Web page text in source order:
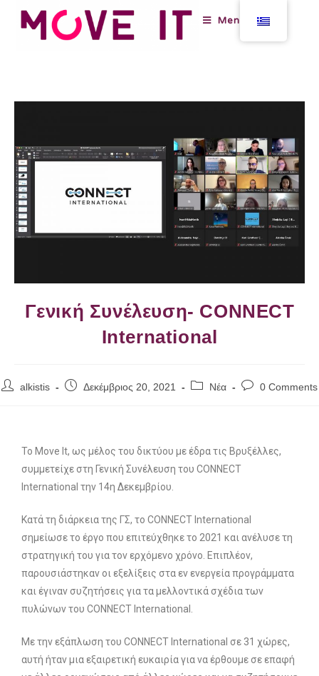
Menu
Γενική Συνέλευση- CONNECT
International
alkistis Δεκέμβριος 20, 2021 Νέα 0 Comments
Το Move It, ως μέλος του δικτύου με έδρα τις Βρυξέλλες,
συμμετείχε στη Γενική Συνέλευση του CONNECT
International την 14η Δεκεμβρίου.
Κατά τη διάρκεια της ΓΣ, το CONNECT International
σημείωσε το έργο που επιτεύχθηκε το 2021 και ανέλυσε τη
στρατηγική του για τον ερχόμενο χρόνο. Επιπλέον,
παρουσιάστηκαν οι εξελίξεις στα εν ενεργεία προγράμματα
και έγιναν συζητήσεις για τα μελλοντικά σχέδια των
πυλώνων του CONNECT International.
Με την εξάπλωση του CONNECT International σε 31 χώρες,
αυτή ήταν μια εξαιρετική ευκαιρία για να έρθουμε σε επαφή